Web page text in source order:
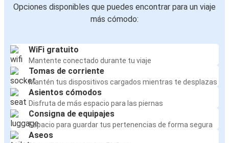
Opciones disponibles que puedes encontrar para un viaje
más cómodo:
WiFi gratuito
Mantente conectado durante tu viaje
Tomas de corriente
Mantén tus dispositivos cargados mientras te desplazas
Asientos cómodos
Disfruta de más espacio para las piernas
Consigna de equipajes
Espacio para guardar tus pertenencias de forma segura
Aseos